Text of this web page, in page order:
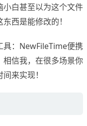
白甚至以为这个文件
西是能修改的！
具：NewFileTime便携
信我，在很多场景你
来实现！